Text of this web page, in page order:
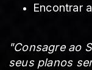
Encontrar
"Consagre ao
seus planos